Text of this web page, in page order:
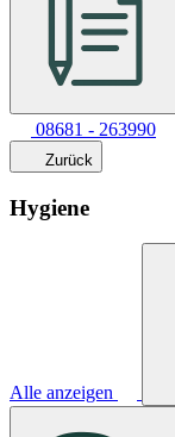
08681 - 263990
Zurück
Hygiene
Alle anzeigen